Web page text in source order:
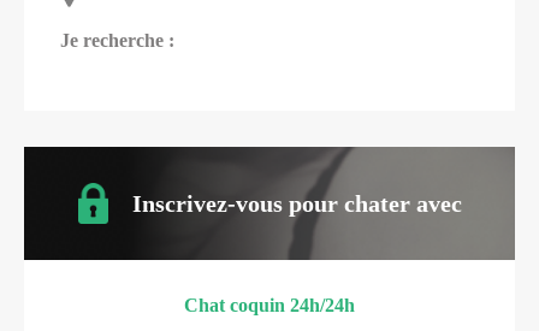
Je recherche :
Inscrivez-vous pour chater avec
Chat coquin 24h/24h